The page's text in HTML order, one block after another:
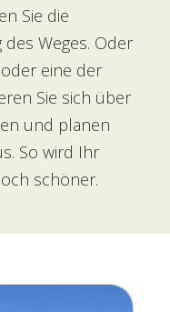
Sie die
Weges. Oder
eine der
Sie sich über
und planen
So wird Ihr
schöner.